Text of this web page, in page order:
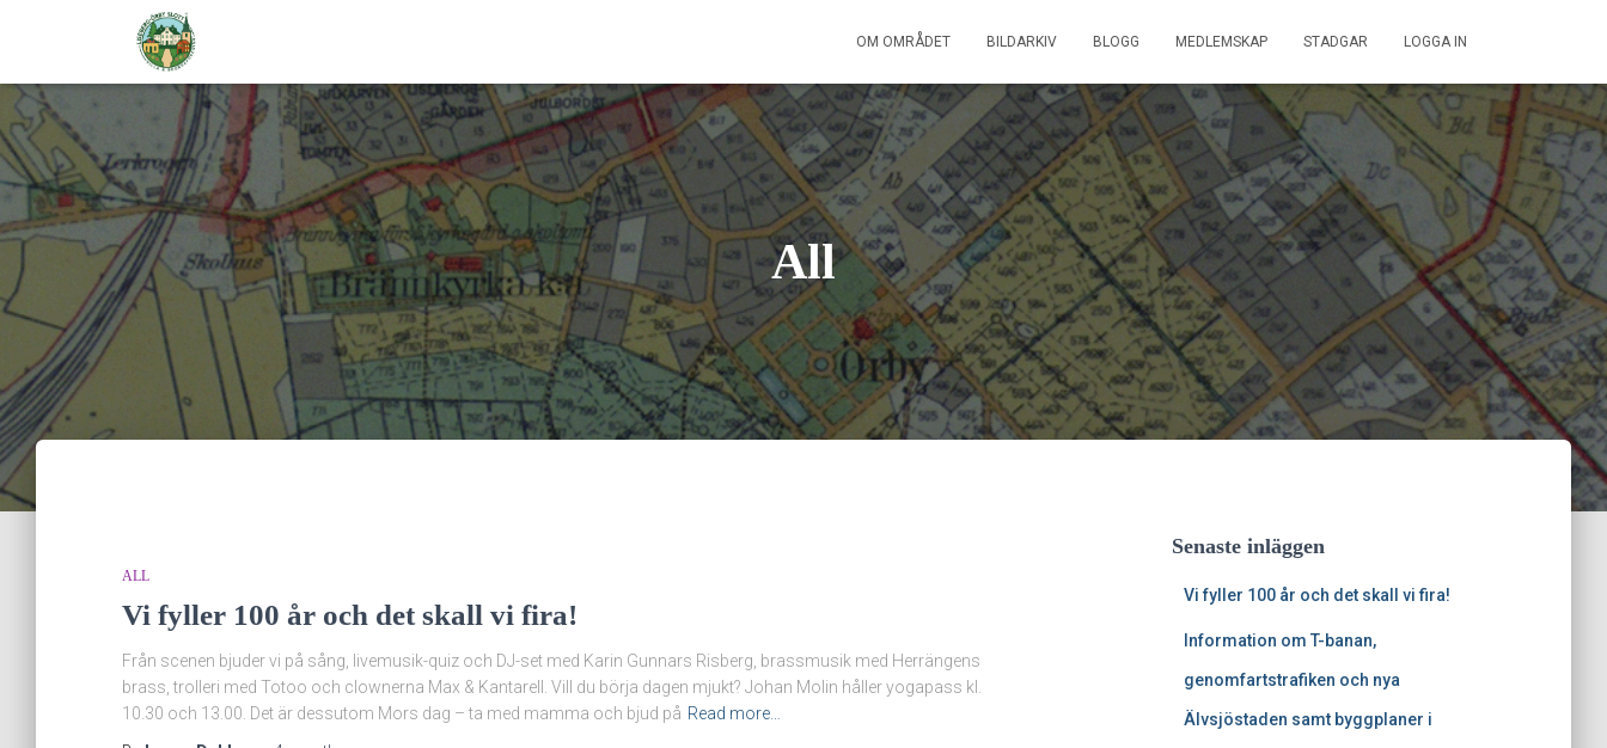
OM OMRÅDET BILDARKIV BLOGG MEDLEMSKAP STADGAR LOGGA IN
All
ALL
Vi fyller 100 år och det skall vi fira!
Från scenen bjuder vi på sång, livemusik-quiz och DJ-set med Karin Gunnars Risberg, brassmusik med Herrängens
brass, trolleri med Totoo och clownerna Max & Kantarell. Vill du börja dagen mjukt? Johan Molin håller yogapass kl.
10.30 och 13.00. Det är dessutom Mors dag – ta med mamma och bjud på Read more…
Senaste inläggen
Vi fyller 100 år och det skall vi fira!
Information om T-banan,
genomfartstrafiken och nya
Älvsjöstaden samt byggplaner i